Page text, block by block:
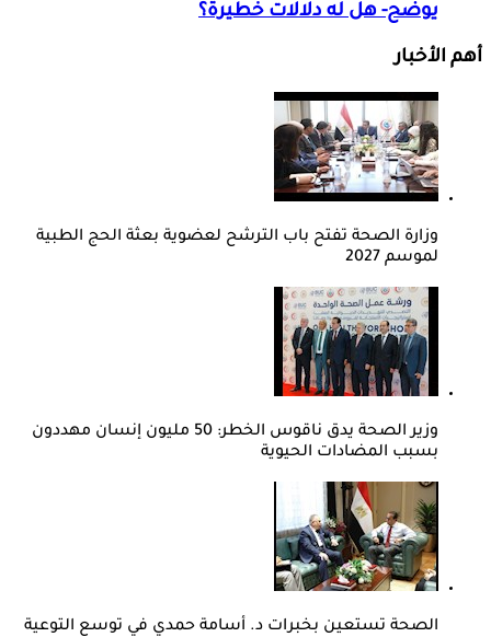
يوضح- هل له دلالات خطيرة؟
أهم الأخبار
وزارة الصحة تفتح باب الترشح لعضوية بعثة الحج الطبية
لموسم 2027
وزير الصحة يدق ناقوس الخطر: 50 مليون إنسان مهددون
بسبب المضادات الحيوية
الصحة تستعين بخبرات د. أسامة حمدي في توسع التوعية